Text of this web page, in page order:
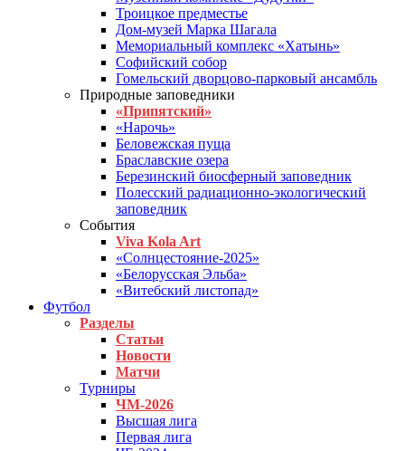
Троицкое предместье
Дом-музей Марка Шагала
Мемориальный комплекс «Хатынь»
Софийский собор
Гомельский дворцово-парковый ансамбль
Природные заповедники
«Припятский»
«Нарочь»
Беловежская пуща
Браславские озера
Березинский биосферный заповедник
Полесский радиационно-экологический
заповедник
События
Viva Kola Art
«Солнцестояние-2025»
«Белорусская Эльба»
«Витебский листопад»
Футбол
Разделы
Статьи
Новости
Матчи
Турниры
ЧМ-2026
Высшая лига
Первая лига